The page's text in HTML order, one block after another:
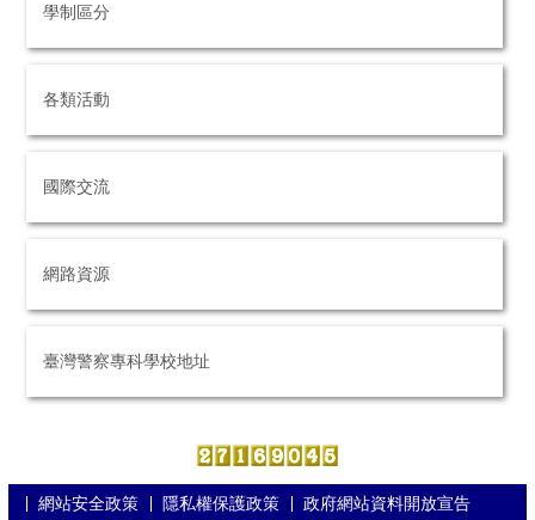
學制區分
各類活動
國際交流
網路資源
臺灣警察專科學校地址
網站安全政策 隱私權保護政策
政府網站資料開放宣告